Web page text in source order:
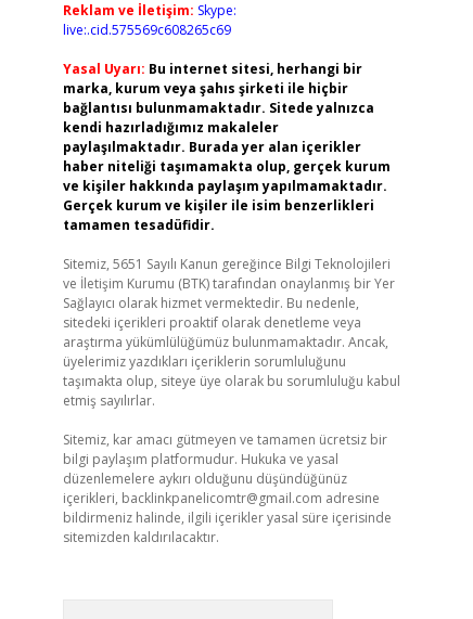
Reklam ve İletişim: Skype:
live:.cid.575569c608265c69
Yasal Uyarı: Bu internet sitesi, herhangi bir
marka, kurum veya şahıs şirketi ile hiçbir
bağlantısı bulunmamaktadır. Sitede yalnızca
kendi hazırladığımız makaleler
paylaşılmaktadır. Burada yer alan içerikler
haber niteliği taşımamakta olup, gerçek kurum
ve kişiler hakkında paylaşım yapılmamaktadır.
Gerçek kurum ve kişiler ile isim benzerlikleri
tamamen tesadüfidir.
Sitemiz, 5651 Sayılı Kanun gereğince Bilgi Teknolojileri
ve İletişim Kurumu (BTK) tarafından onaylanmış bir Yer
Sağlayıcı olarak hizmet vermektedir. Bu nedenle,
sitedeki içerikleri proaktif olarak denetleme veya
araştırma yükümlülüğümüz bulunmamaktadır. Ancak,
üyelerimiz yazdıkları içeriklerin sorumluluğunu
taşımakta olup, siteye üye olarak bu sorumluluğu kabul
etmiş sayılırlar.
Sitemiz, kar amacı gütmeyen ve tamamen ücretsiz bir
bilgi paylaşım platformudur. Hukuka ve yasal
düzenlemelere aykırı olduğunu düşündüğünüz
içerikleri, backlinkpanelicomtr@gmail.com adresine
bildirmeniz halinde, ilgili içerikler yasal süre içerisinde
sitemizden kaldırılacaktır.